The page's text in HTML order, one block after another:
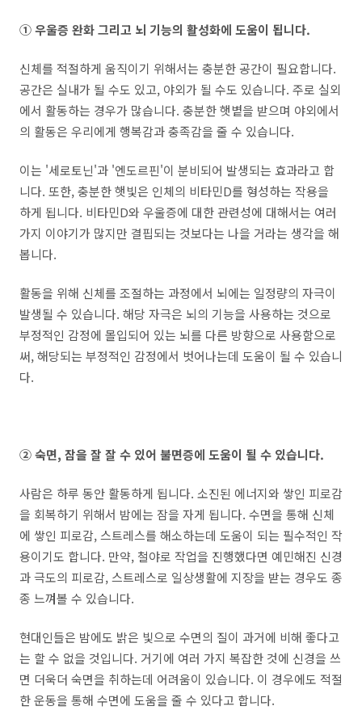
① 우울증 완화 그리고 뇌 기능의 활성화에 도움이 됩니다.
신체를 적절하게 움직이기 위해서는 충분한 공간이 필요합니다.
공간은 실내가 될 수도 있고, 야외가 될 수도 있습니다. 주로 실외
에서 활동하는 경우가 많습니다. 충분한 햇볕을 받으며 야외에서
의 활동은 우리에게 행복감과 충족감을 줄 수 있습니다.
이는 '세로토닌'과 '엔도르핀'이 분비되어 발생되는 효과라고 합
니다. 또한, 충분한 햇빛은 인체의 비타민D를 형성하는 작용을
하게 됩니다. 비타민D와 우울증에 대한 관련성에 대해서는 여러
가지 이야기가 많지만 결핍되는 것보다는 나을 거라는 생각을 해
봅니다.
활동을 위해 신체를 조절하는 과정에서 뇌에는 일정량의 자극이
발생될 수 있습니다. 해당 자극은 뇌의 기능을 사용하는 것으로
부정적인 감정에 몰입되어 있는 뇌를 다른 방향으로 사용함으로
써, 해당되는 부정적인 감정에서 벗어나는데 도움이 될 수 있습니
다.
② 숙면, 잠을 잘 잘 수 있어 불면증에 도움이 될 수 있습니다.
사람은 하루 동안 활동하게 됩니다. 소진된 에너지와 쌓인 피로감
을 회복하기 위해서 밤에는 잠을 자게 됩니다. 수면을 통해 신체
에 쌓인 피로감, 스트레스를 해소하는데 도움이 되는 필수적인 작
용이기도 합니다. 만약, 철야로 작업을 진행했다면 예민해진 신경
과 극도의 피로감, 스트레스로 일상생활에 지장을 받는 경우도 종
종 느껴볼 수 있습니다.
현대인들은 밤에도 밝은 빛으로 수면의 질이 과거에 비해 좋다고
는 할 수 없을 것입니다. 거기에 여러 가지 복잡한 것에 신경을 쓰
면 더욱더 숙면을 취하는데 어려움이 있습니다. 이 경우에도 적절
한 운동을 통해 수면에 도움을 줄 수 있다고 합니다.